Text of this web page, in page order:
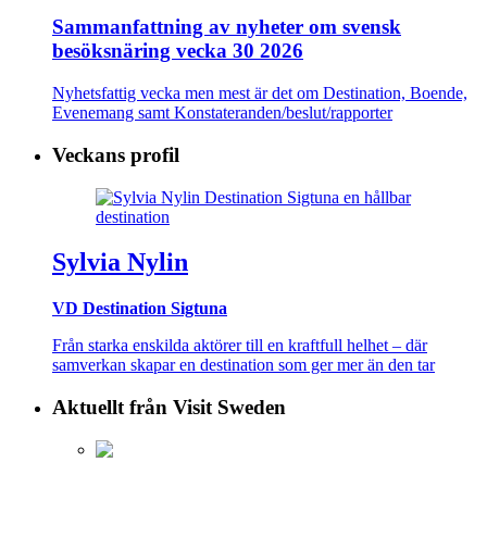
Sammanfattning av nyheter om svensk
besöksnäring vecka 30 2026
Nyhetsfattig vecka men mest är det om Destination, Boende,
Evenemang samt Konstateranden/beslut/rapporter
Veckans profil
Sylvia Nylin
VD Destination Sigtuna
Från starka enskilda aktörer till en kraftfull helhet – där
samverkan skapar en destination som ger mer än den tar
Aktuellt från Visit Sweden